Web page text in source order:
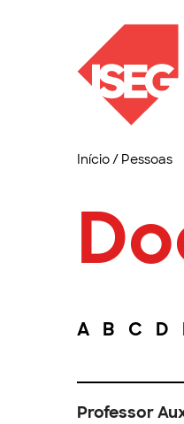
Início/ Pessoas
A B C D
Professor